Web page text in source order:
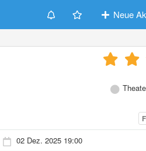
Neue
02 Dez. 2025 19:00